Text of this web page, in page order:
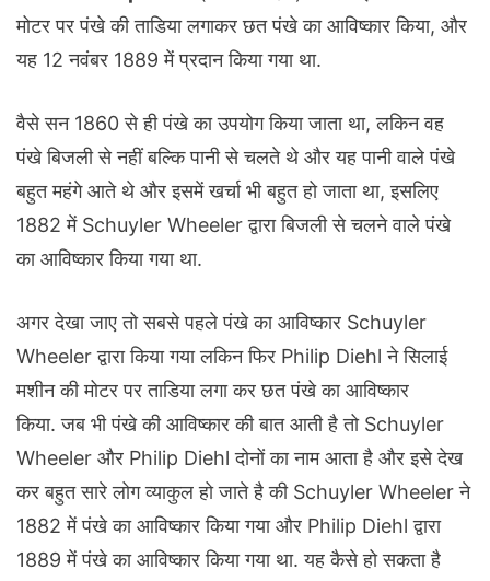
मोटर पर पंखे की ताडिया लगाकर छत पंखे का आविष्कार किया, और
यह 12 नवंबर 1889 में प्रदान किया गया था.
वैसे सन 1860 से ही पंखे का उपयोग किया जाता था, लकिन वह
पंखे बिजली से नहीं बल्कि पानी से चलते थे और यह पानी वाले पंखे
बहुत महंगे आते थे और इसमें खर्चा भी बहुत हो जाता था, इसलिए
1882 में Schuyler Wheeler द्वारा बिजली से चलने वाले पंखे
का आविष्कार किया गया था.
अगर देखा जाए तो सबसे पहले पंखे का आविष्कार Schuyler
Wheeler द्वारा किया गया लकिन फिर Philip Diehl ने सिलाई
मशीन की मोटर पर ताडिया लगा कर छत पंखे का आविष्कार
किया. जब भी पंखे की आविष्कार की बात आती है तो Schuyler
Wheeler और Philip Diehl दोनों का नाम आता है और इसे देख
कर बहुत सारे लोग व्याकुल हो जाते है की Schuyler Wheeler ने
1882 में पंखे का आविष्कार किया गया और Philip Diehl द्वारा
1889 में पंखे का आविष्कार किया गया था. यह कैसे हो सकता है